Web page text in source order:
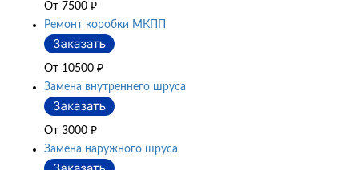
От 7500 ₽
Ремонт коробки МКПП
От 10500 ₽
Замена внутреннего шруса
От 3000 ₽
Замена наружного шруса